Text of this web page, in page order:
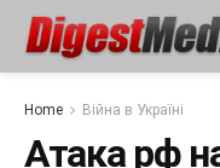
Home Війна в Україні
Атака рф